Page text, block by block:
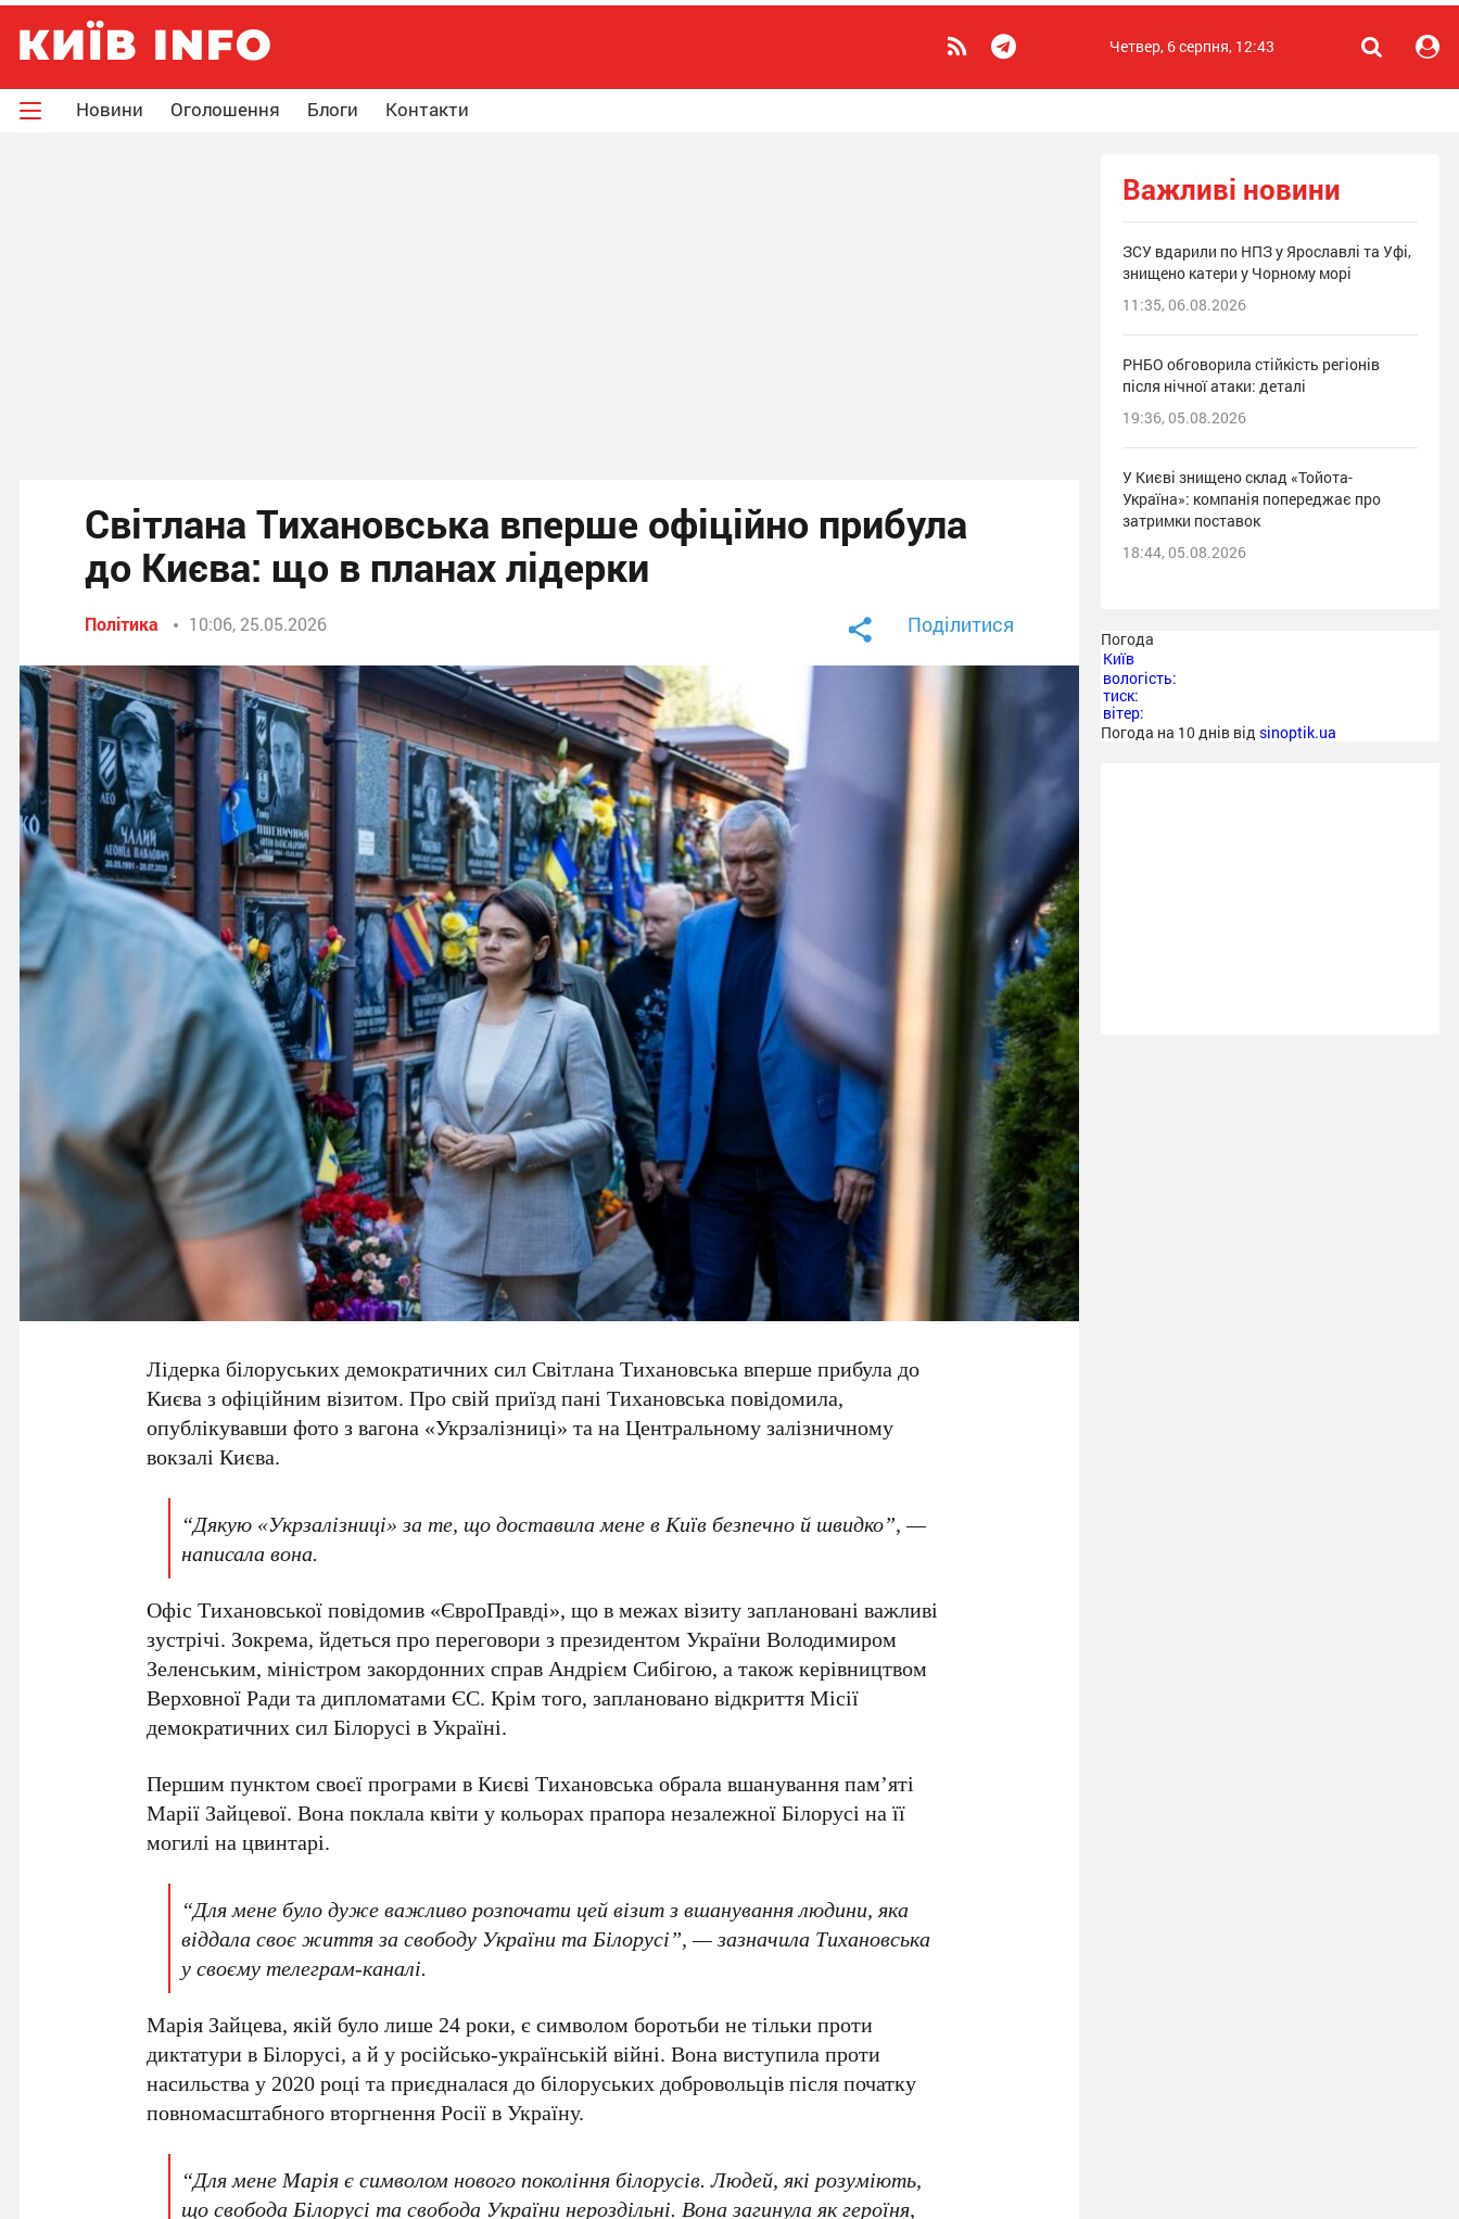
Четвер, 6 серпня, 12:43
Новини Оголошення Блоги Контакти
Світлана Тихановська вперше офіційно прибула
до Києва: що в планах лідерки
Політика 10:06, 25.05.2026 Поділитися
Лідерка білоруських демократичних сил Світлана Тихановськавперше прибула до
Києваз офіційним візитом. Про свій приїздпані Тихановськаповідомила,
опублікувавши фото з вагона «Укрзалізниці» та наЦентральному залізничному
вокзалі Києва.
“Дякую «Укрзалізниці» за те, що доставила мене в Київ безпечно й швидко”, —
написала вона.
ОфісТихановськоїповідомив «ЄвроПравді», що в межах візиту заплановані важливі
зустрічі. Зокрема, йдеться про переговори зпрезидентом України Володимиром
Зеленським,міністром закордонних справ Андрієм Сибігою, а також керівництвом
Верховної Радита дипломатамиЄС. Крім того, заплановано відкриттяМісії
демократичних сил Білорусі в Україні.
Першим пунктом своєї програми вКиєві Тихановськаобрала вшанування пам’яті
Марії Зайцевої. Вона поклала квіти у кольорах прапора незалежноїБілорусі на її
могилі на цвинтарі.
“Для мене було дуже важливо розпочати цей візит з вшанування людини, яка
віддала своє життя за свободу України та Білорусі”, — зазначила Тихановська
у своєму телеграм-каналі.
Марія Зайцева, якій було лише24 роки, є символом боротьби не тільки проти
диктатури вБілорусі, а й у російсько-українській війні. Вона виступила проти
насильства у2020 році та приєдналася до білоруських добровольців після початку
повномасштабного вторгненняРосіївУкраїну.
“Для мене Марія є символом нового покоління білорусів. Людей, які розуміють,
що свобода Білорусі та свобода України нероздільні. Вона загинула як героїня,
Важливі новини
ЗСУ вдарили по НПЗ у Ярославлі та Уфі,
знищено катери у Чорному морі
11:35, 06.08.2026
РНБО обговорила стійкість регіонів
після нічної атаки: деталі
19:36, 05.08.2026
У Києві знищено склад «Тойота-
Україна»: компанія попереджає про
затримки поставок
18:44, 05.08.2026
Погода
Київ
вологість:
тиск:
вітер:
Погода на 10 днів від sinoptik.ua